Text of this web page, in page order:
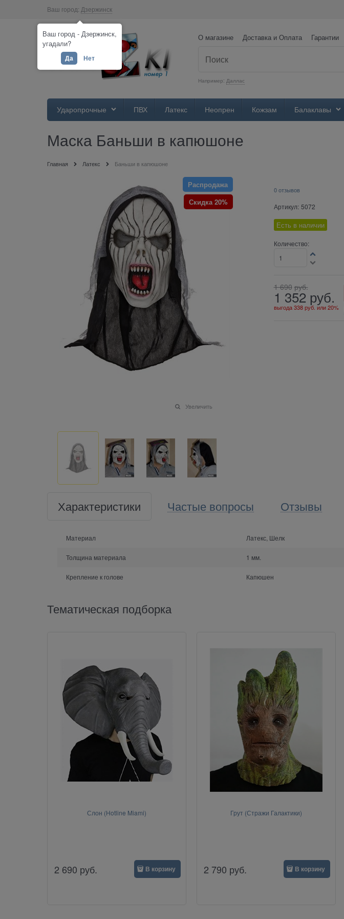
Ваш город: Дзержинск
О магазине Доставка и Оплата Гарантии
Например: Даллас
Ударопрочные ПВХ Латекс Неопрен Кожзам Балаклавы
Маска Баньши в капюшоне
Главная Латекс Баньши в капюшоне
Распродажа
Скидка 20%
Увеличить
0 отзывов
Артикул: 5072
Есть в наличии
Количество:
1 690 руб.
1 352 руб.
выгода338 руб. или20%
Характеристики Частые вопросы Отзывы
Материал Латекс, Шелк
Толщина материала 1 мм.
Крепление к голове Капюшен
Тематическая подборка
Слон (Hotline Miami)
2 690 руб. В корзину
Грут (Стражи Галактики)
2 790 руб. В корзину
Ваш город - Дзержинск,
угадали?
Да Нет